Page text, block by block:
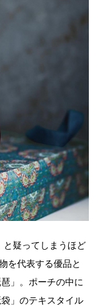
と疑ってしまうほど
を代表する優品と
」。ポーチの中に
」のテキスタイル